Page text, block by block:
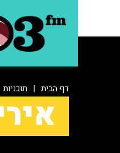
דף הבית | תוכניות